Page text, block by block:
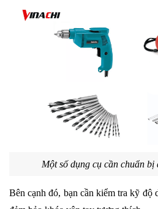
Một số dụng cụ cần chuẩn bị
Bên cạnh đó, bạn cần kiểm tra kỹ độ